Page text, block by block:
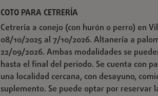
COTO PARA CETRERÍA
Cetrería a conejo (con hurón o perro) en
08/10/2025 al 7/10/2026. Altanería a
22/09/2026. Ambas modalidades se
hasta el final del periodo. Se cuenta con
una localidad cercana, con desayuno,
suplemento. Se puede optar por reservar